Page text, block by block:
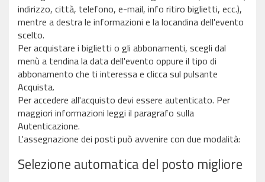
indirizzo, città, telefono, e-mail, info ritiro biglietti, ecc.),
mentre a destra le informazioni e la locandina dell'evento
scelto.
Per acquistare i biglietti o gli abbonamenti, scegli dal
menù a tendina la data dell'evento oppure il tipo di
abbonamento che ti interessa e clicca sul pulsante
Acquista.
Per accedere all'acquisto devi essere autenticato. Per
maggiori informazioni leggi il paragrafo sulla
Autenticazione.
L'assegnazione dei posti può avvenire con due modalità:
Selezione automatica del posto migliore